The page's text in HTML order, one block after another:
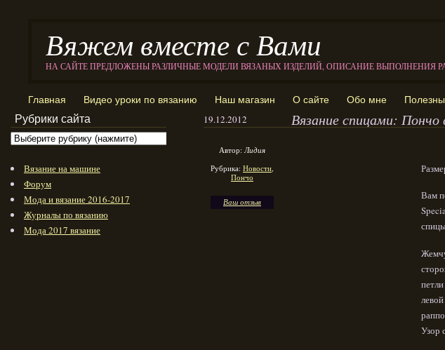
Вяжем вместе с Вами
НА САЙТЕ ПРЕДЛОЖЕНЫ РАЗЛИЧНЫЕ МОДЕЛИ ВЯЗАНЫХ ИЗДЕЛИЙ, ОПИСАНИЕ ВЫПОЛНЕНИЯ
Главная Видео уроки по вязанию Наш магазин О сайте Обо мне
19.12.2012 Вязание спицами:
Автор:Лидия
Рубрика: Новости,
Пончо
Ваш отзыв
Вам
Узор
Рубрики сайта
Вязание на машине
Форум
Мода и вязание 2016-2017
Журналы по вязанию
Мода 2017 вязание